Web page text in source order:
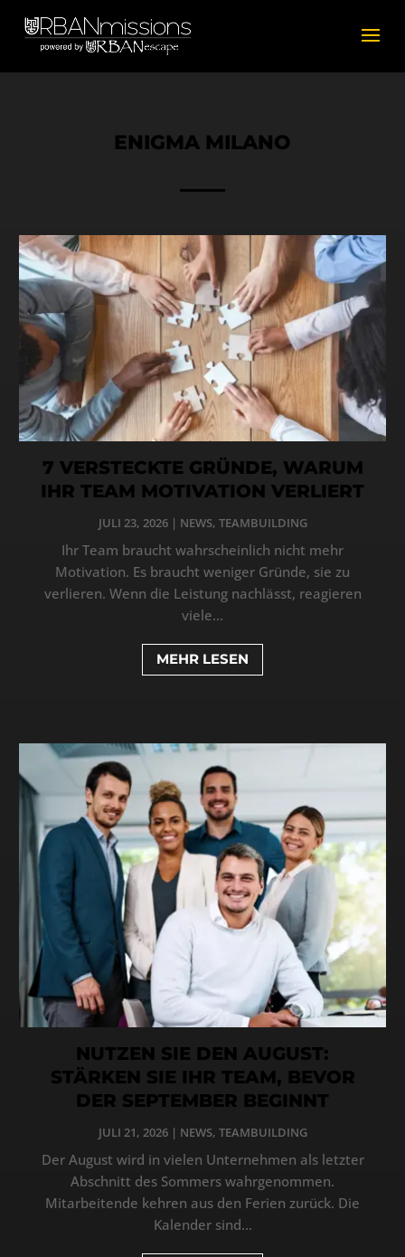
ENIGMA MILANO
7 VERSTECKTE GRÜNDE, WARUM
IHR TEAM MOTIVATION VERLIERT
JULI 23, 2026| NEWS, TEAMBUILDING
Ihr Team braucht wahrscheinlich nicht mehr
Motivation. Es braucht weniger Gründe, sie zu
verlieren. Wenn die Leistung nachlässt, reagieren
viele...
MEHR LESEN
NUTZEN SIE DEN AUGUST:
STÄRKEN SIE IHR TEAM, BEVOR
DER SEPTEMBER BEGINNT
JULI 21, 2026| NEWS, TEAMBUILDING
Der August wird in vielen Unternehmen als letzter
Abschnitt des Sommers wahrgenommen.
Mitarbeitende kehren aus den Ferien zurück. Die
Kalender sind...